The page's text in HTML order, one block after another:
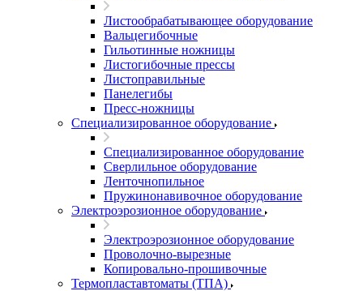
Листообрабатывающее оборудование
Вальцегибочные
Гильотинные ножницы
Листогибочные прессы
Листоправильные
Панелегибы
Пресс-ножницы
Специализированное оборудование
Специализированное оборудование
Сверлильное оборудование
Ленточнопильное
Пружинонавивочное оборудование
Электроэрозионное оборудование
Электроэрозионное оборудование
Проволочно-вырезные
Копировально-прошивочные
Термопластавтоматы (ТПА)